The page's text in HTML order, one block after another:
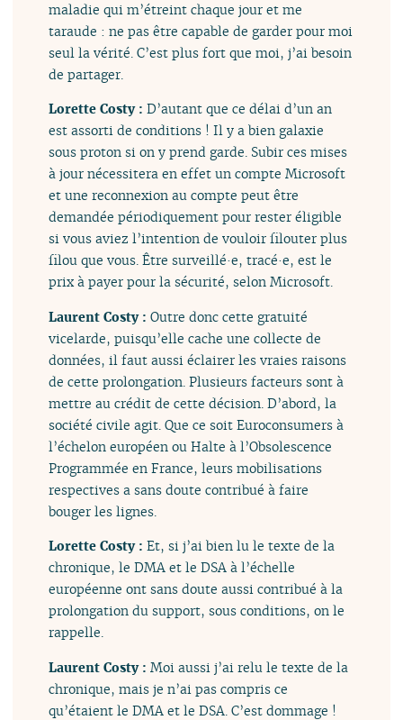
maladie qui m’étreint chaque jour et me
taraude : ne pas être capable de garder pour moi
seul la vérité. C’est plus fort que moi, j’ai besoin
de partager.
Lorette Costy :D’autant que ce délai d’un an
est assorti de conditions ! Il y a bien galaxie
sous proton si on y prend garde. Subir ces mises
à jour nécessitera en effet un compte Microsoft
et une reconnexion au compte peut être
demandée périodiquement pour rester éligible
si vous aviez l’intention de vouloir filouter plus
filou que vous. Être surveillé·e, tracé·e, est le
prix à payer pour la sécurité, selon Microsoft.
Laurent Costy :Outre donc cette gratuité
vicelarde, puisqu’elle cache une collecte de
données, il faut aussi éclairer les vraies raisons
de cette prolongation. Plusieurs facteurs sont à
mettre au crédit de cette décision. D’abord, la
société civile agit. Que ce soit Euroconsumers à
l’échelon européen ou Halte à l’Obsolescence
Programmée en France, leurs mobilisations
respectives a sans doute contribué à faire
bouger les lignes.
Lorette Costy :Et, si j’ai bien lu le texte de la
chronique, le DMA et le DSA à l’échelle
européenne ont sans doute aussi contribué à la
prolongation du support, sous conditions, on le
rappelle.
Laurent Costy :Moi aussi j’ai relu le texte de la
chronique, mais je n’ai pas compris ce
qu’étaient le DMA et le DSA. C’est dommage !